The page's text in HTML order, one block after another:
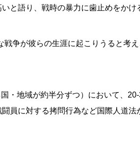
と語り、戦時の暴力に歯止めをかけ
争が彼らの生涯に起こりうると考
・地域が約半分ずつ）において、
員に対する拷問行為など国際人道